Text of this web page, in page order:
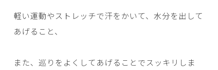
軽い運動やストレッチで汗をかいて、水分を出して
あげること、
また、巡りをよくしてあげることでスッキリしま